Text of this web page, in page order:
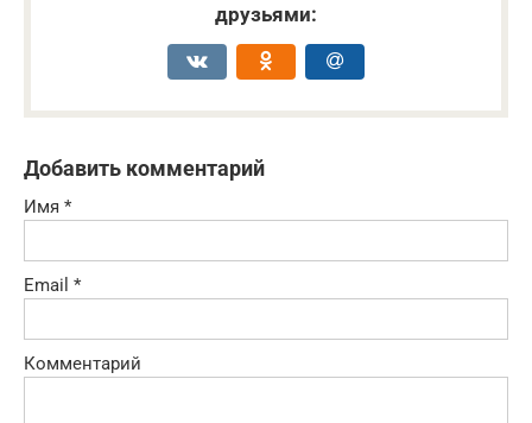
друзьями:
Добавить комментарий
Имя *
Email *
Комментарий